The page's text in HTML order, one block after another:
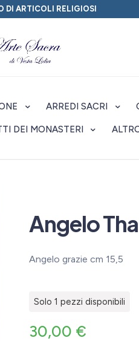
DI ARTICOLI RELIGIOSI
ARREDI SACRI
DEI MONASTERI
Angelo
Angelo grazie cm 15,5
Solo 1 pezzi disponibili
30,00 €